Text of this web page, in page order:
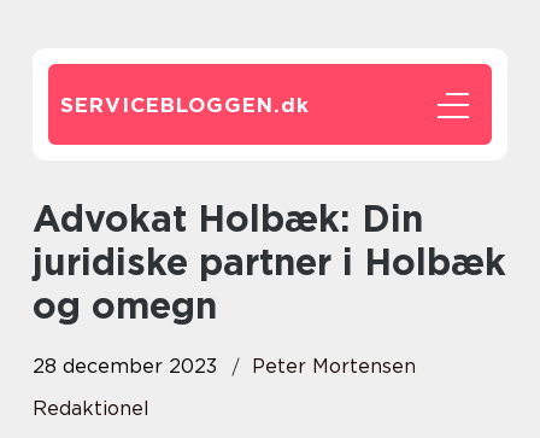
SERVICEBLOGGEN.dk
Advokat Holbæk: Din
juridiske partner i Holbæk
og omegn
28 december 2023
Peter Mortensen
Redaktionel